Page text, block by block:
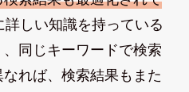
しい知識を持っている
同じキーワードで検索
れば、検索結果もまた